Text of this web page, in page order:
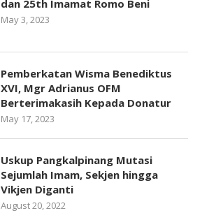
dan 25th Imamat Romo Beni
May 3, 2023
Pemberkatan Wisma Benediktus
XVI, Mgr Adrianus OFM
Berterimakasih Kepada Donatur
May 17, 2023
Uskup Pangkalpinang Mutasi
Sejumlah Imam, Sekjen hingga
Vikjen Diganti
August 20, 2022